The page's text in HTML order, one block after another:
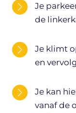
Je
de
Je klimt
en
Je kan
vanaf de